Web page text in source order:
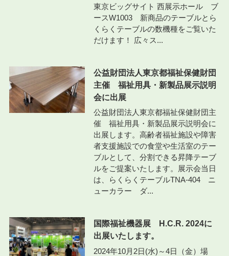
東京ビッグサイト 西展示ホール ブ
ースW1003 新商品のテーブルとら
くらくテーブルの数機種をご覧いた
だけます！ 広々ス...
公益財団法人東京都福祉保健財団
主催 福祉用具・新製品展示説明
会に出展
公益財団法人東京都福祉保健財団主
催 福祉用具・新製品展示説明会に
出展します。高齢者福祉施設や障害
者支援施設での食堂や生活室のテー
ブルとして、分割できる昇降テーブ
ルをご提案いたします。展示会当日
は、らくらくテーブルTNA-404 ニ
ューカラー ダ...
国際福祉機器展 H.C.R. 2024に
出展いたします。
2024年10月2日(水)～4日（金）場